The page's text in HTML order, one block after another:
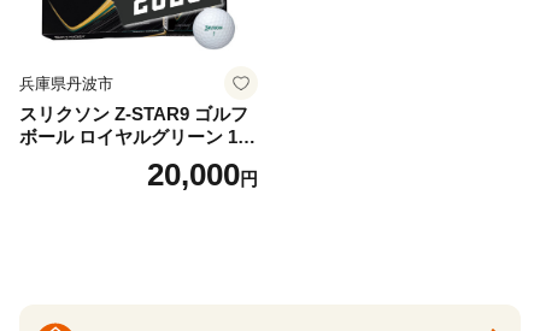
兵庫県丹波市
スリクソン Z-STAR9 ゴルフ
ボール ロイヤルグリーン 1ダ
ース 12球 兵庫県丹波市 ふる
20,000円